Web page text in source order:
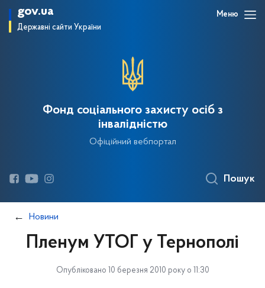
gov.ua
Державні сайти України
Меню
Фонд соціального захисту осіб з
інвалідністю
Офіційний вебпортал
Пошук
Новини
Пленум УТОГ у Тернополі
Опубліковано 10 березня 2010 року о 11:30